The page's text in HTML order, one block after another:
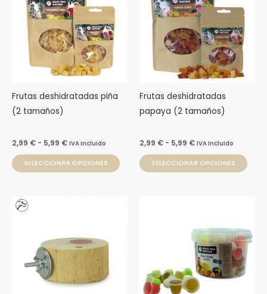
Frutas deshidratadas piña
(2 tamaños)
2,99 € - 5,99 €
2,99 €
hasta
5,99 €
IVA Incluido
SELECCIONAR OPCIONES
múltiples
opciones
pueden
elegir
página
de
Frutas deshidratadas
papaya (2 tamaños)
2,99 € - 5,99 €
2,99 €
hasta
5,99 €
IVA Incluido
SELECCIONAR OPCIONES
de